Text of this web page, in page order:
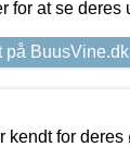
for at se deres
på BuusVine.dk
kendt for